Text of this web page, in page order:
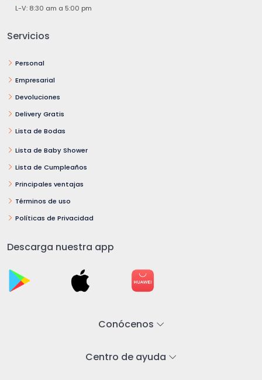
L-V: 8:30 am a 5:00 pm
Servicios
Personal
Empresarial
Devoluciones
Delivery Gratis
Lista de Bodas
Lista de Baby Shower
Lista de Cumpleaños
Principales ventajas
Términos de uso
Políticas de Privacidad
Descarga nuestra app
Conócenos
Centro de ayuda